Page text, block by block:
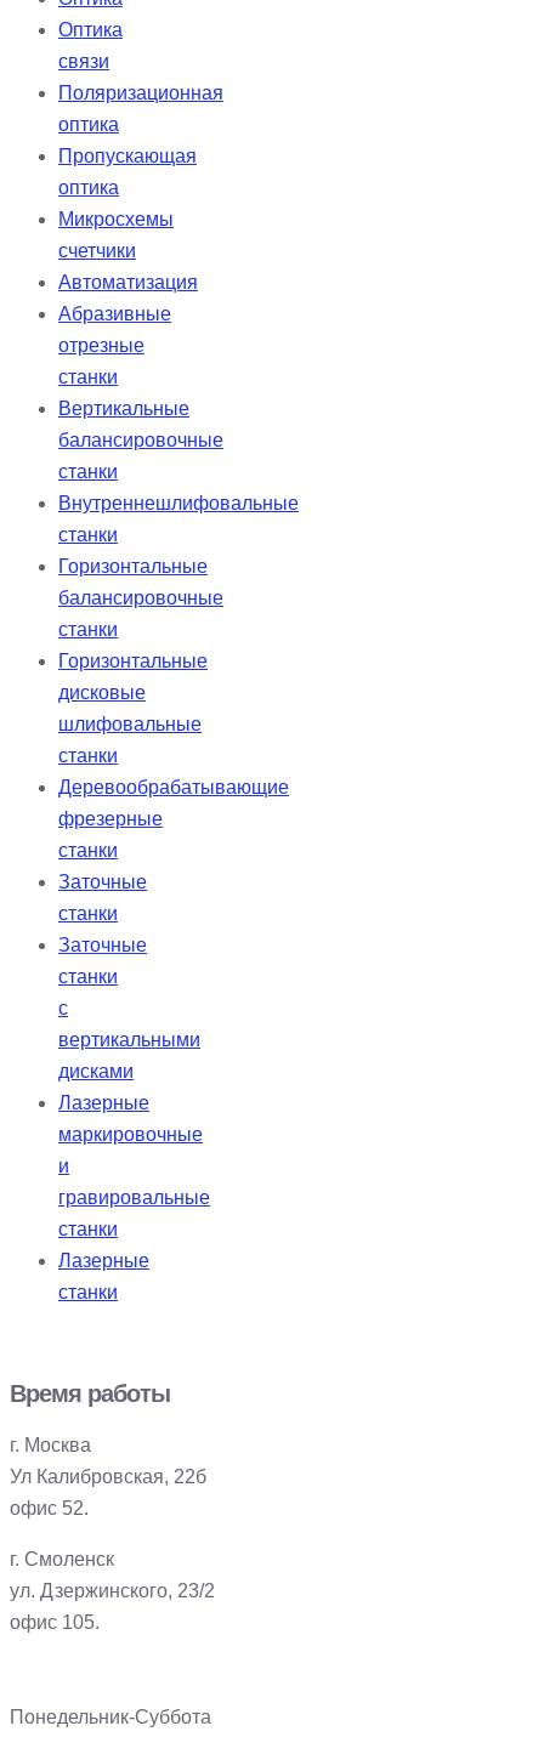
Оптика
связи
Поляризационная
оптика
Пропускающая
оптика
Микросхемы
счетчики
Автоматизация
Абразивные
отрезные
станки
Вертикальные
балансировочные
станки
Внутреннешлифовальные
станки
Горизонтальные
балансировочные
станки
Горизонтальные
дисковые
шлифовальные
станки
Деревообрабатывающие
фрезерные
станки
Заточные
станки
Заточные
станки
с
вертикальными
дисками
Лазерные
маркировочные
и
гравировальные
станки
Лазерные
станки
Время работы
г. Москва
Ул Калибровская, 22б
офис 52.
г. Смоленск
ул. Дзержинского, 23/2
офис 105.
Понедельник-Суббота